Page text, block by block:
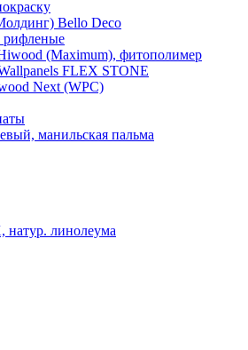
Bello Deco
(Maximum), фитополимер
FLEX STONE
Next (WPC)
манильская пальма
натур. линолеума